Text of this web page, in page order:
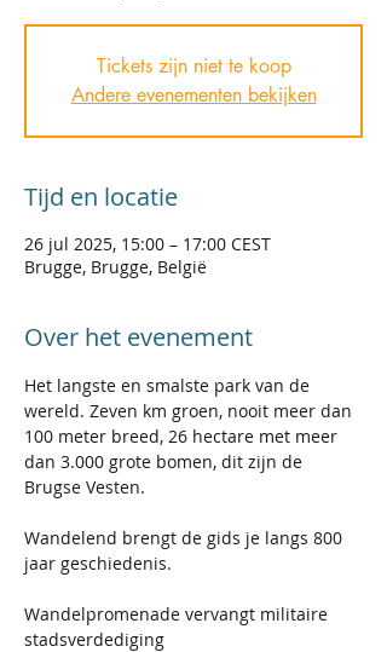
Tickets zijn niet te koop
Andere evenementen bekijken
Tijd en locatie
26 jul 2025, 15:00 – 17:00 CEST
Brugge, Brugge, België
Over het evenement
Het langste en smalste park van de
wereld. Zeven km groen, nooit meer dan
100 meter breed, 26 hectare met meer
dan 3.000 grote bomen, dit zijn de
Brugse Vesten.
Wandelend brengt de gids je langs 800
jaar geschiedenis.
Wandelpromenade vervangt militaire
stadsverdediging